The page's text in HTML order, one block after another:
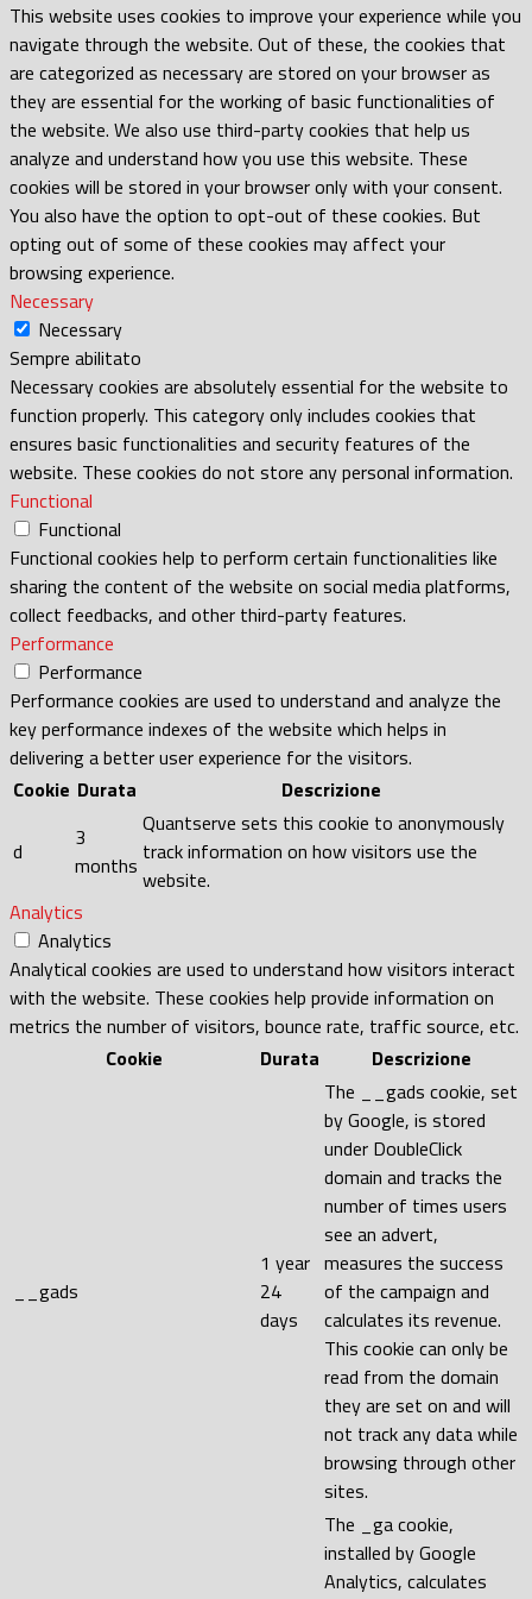
This website uses cookies to improve your experience while you
navigate through the website. Out of these, the cookies that
are categorized as necessary are stored on your browser as
they are essential for the working of basic functionalities of
the website. We also use third-party cookies that help us
analyze and understand how you use this website. These
cookies will be stored in your browser only with your consent.
You also have the option to opt-out of these cookies. But
opting out of some of these cookies may affect your
browsing experience.
Necessary
Necessary
Sempre abilitato
Necessary cookies are absolutely essential for the website to
function properly. This category only includes cookies that
ensures basic functionalities and security features of the
website. These cookies do not store any personal information.
Functional
Functional
Functional cookies help to perform certain functionalities like
sharing the content of the website on social media platforms,
collect feedbacks, and other third-party features.
Performance
Performance
Performance cookies are used to understand and analyze the
key performance indexes of the website which helps in
delivering a better user experience for the visitors.
Cookie Durata Descrizione
d
3
months
Quantserve sets this cookie to anonymously
track information on how visitors use the
website.
Analytics
Analytics
Analytical cookies are used to understand how visitors interact
with the website. These cookies help provide information on
metrics the number of visitors, bounce rate, traffic source, etc.
Cookie
Durata Descrizione
__gads
1 year
24
days
The __gads cookie, set
by Google, is stored
under DoubleClick
domain and tracks the
number of times users
see an advert,
measures the success
of the campaign and
calculates its revenue.
This cookie can only be
read from the domain
they are set on and will
not track any data while
browsing through other
sites.
The _ga cookie,
installed by Google
Analytics, calculates